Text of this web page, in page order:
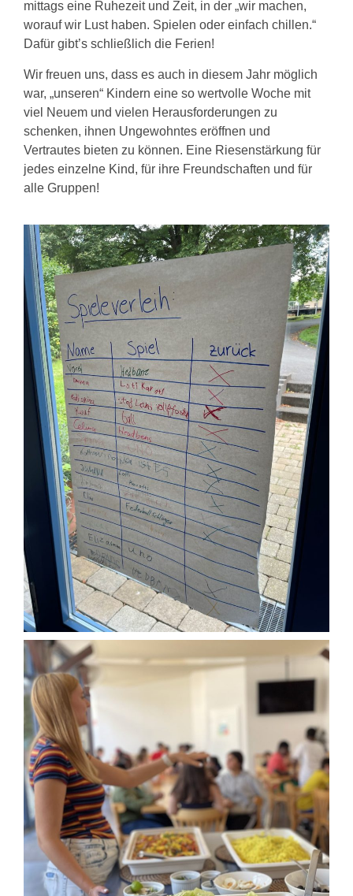
mittags eine Ruhezeit und Zeit, in der „wir machen,
worauf wir Lust haben. Spielen oder einfach chillen.“
Dafür gibt’s schließlich die Ferien!
Wir freuen uns, dass es auch in diesem Jahr möglich
war, „unseren“ Kindern eine so wertvolle Woche mit
viel Neuem und vielen Herausforderungen zu
schenken, ihnen Ungewohntes eröffnen und
Vertrautes bieten zu können. Eine Riesenstärkung für
jedes einzelne Kind, für ihre Freundschaften und für
alle Gruppen!